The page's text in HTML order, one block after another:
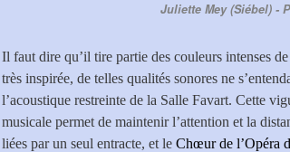
Juliette Mey (Siébel) -
Il faut dire qu’il tire partie des couleurs intenses de
très inspirée, de telles qualités sonores ne
l’acoustique restreinte de la Salle Favart. Cette
musicale permet de maintenir l’attention et la
liées par un seul entracte, et le Chœur de l’Opéra